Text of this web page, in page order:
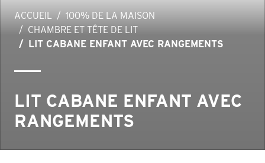
ACCUEIL
100% DE LA MAISON
CHAMBRE ET TÊTE DE LIT
LIT CABANE ENFANT AVEC RANGEMENTS
LIT CABANE ENFANT AVEC
RANGEMENTS